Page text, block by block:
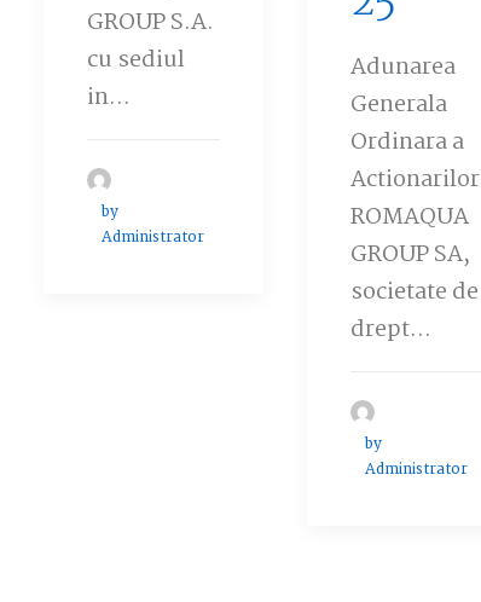
Adunarea
Generala
Ordinara a
Actionarilor
ROMAQUA
GROUP SA,
societate de
drept…
by
Administrator
GROUP S.A.
cu sediul
in…
by
Administrator